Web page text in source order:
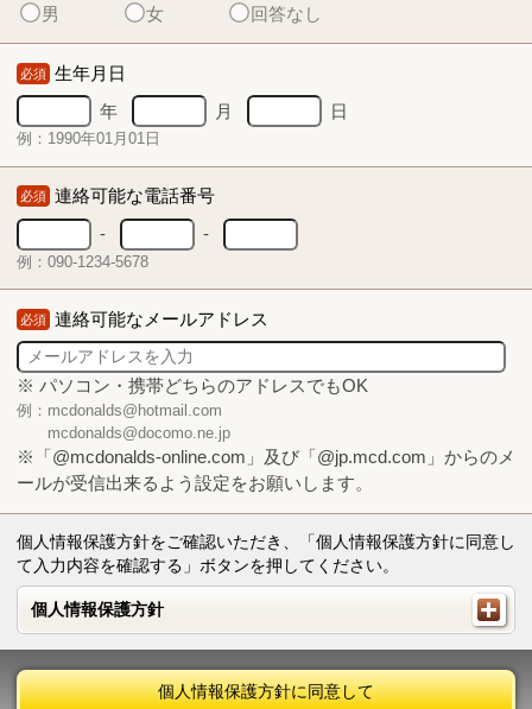
男
女 回答なし
必須 生年月日
年
月 日
例：1990年01月01日
必須 連絡可能な電話番号
-
-
例：090-1234-5678
必須 連絡可能なメールアドレス
※ パソコン・携帯どちらのアドレスでもOK
例：mcdonalds@hotmail.com
mcdonalds@docomo.ne.jp
※「@mcdonalds-online.com」及び「@jp.mcd.com」からのメ
ールが受信出来るよう設定をお願いします。
個人情報保護方針をご確認いただき、「個人情報保護方針に同意し
て入力内容を確認する」ボタンを押してください。
個人情報保護方針
個人情報保護方針
個人情報保護方針に同意して